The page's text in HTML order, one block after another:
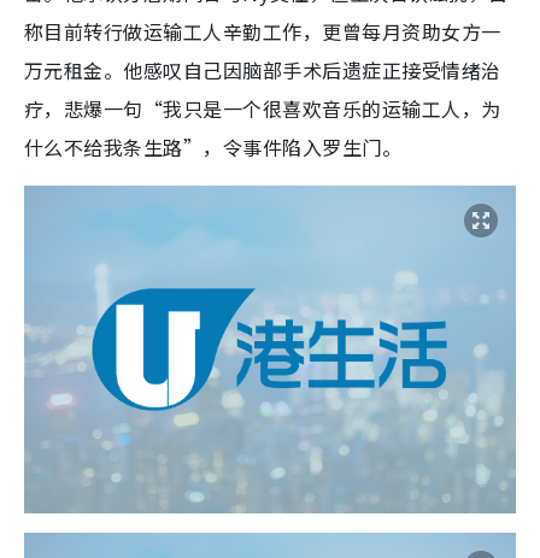
称目前转行做运输工人辛勤工作，更曾每月资助女方一
万元租金。他感叹自己因脑部手术后遗症正接受情绪治
疗，悲爆一句“我只是一个很喜欢音乐的运输工人，为
什么不给我条生路”，令事件陷入罗生门。